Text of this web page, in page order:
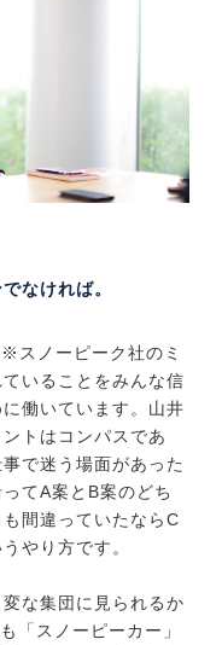
なければ。
スノーピーク社のミ
いることをみんな信
働いています。山井
トはコンパスであ
で迷う場面があった
てA案とB案のどち
間違っていたならC
やり方です。
な集団に見られるか
「スノーピーカー」